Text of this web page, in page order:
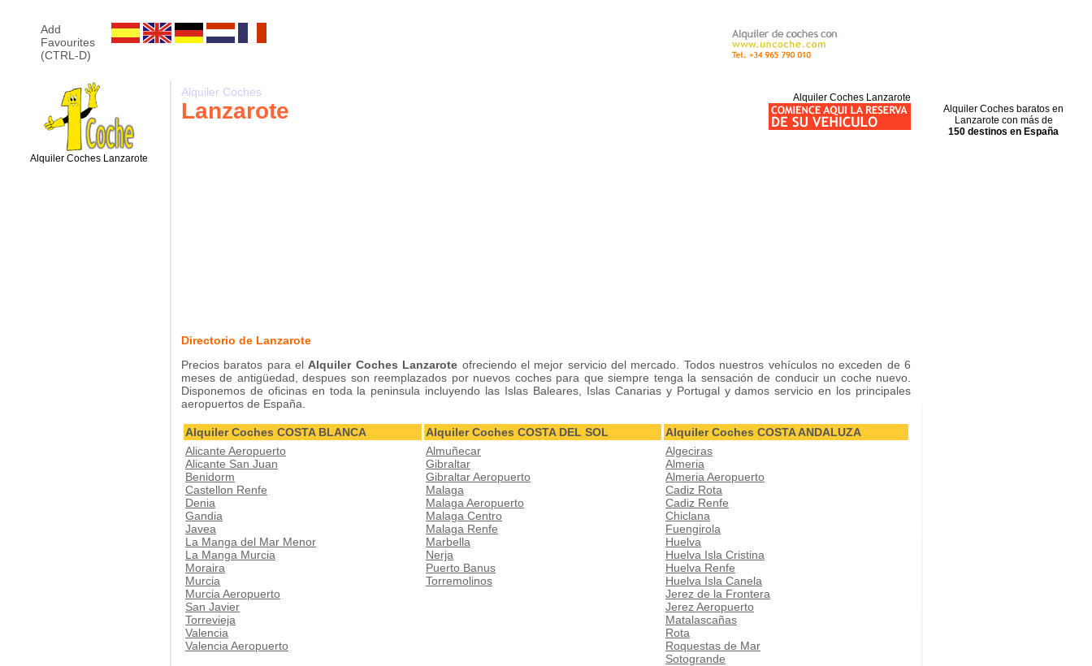
Add
Favourites
(CTRL-D)
Alquiler Coches Lanzarote
Alquiler Coches
Lanzarote
Alquiler Coches Lanzarote
Directorio de Lanzarote
Precios baratos para el Alquiler Coches Lanzarote ofreciendo el mejor servicio del mercado. Todos nuestros vehículos no exceden de 6
meses de antigüedad, despues son reemplazados por nuevos coches para que siempre tenga la sensación de conducir un coche nuevo.
Disponemos de oficinas en toda la peninsula incluyendo las Islas Baleares, Islas Canarias y Portugal y damos servicio en los principales
aeropuertos de España.
Alquiler Coches COSTA BLANCA Alquiler Coches COSTA DEL SOL
Alquiler Coches COSTA ANDALUZA
Alicante Aeropuerto
Alicante San Juan
Benidorm
Castellon Renfe
Denia
Gandia
Javea
La Manga del Mar Menor
La Manga Murcia
Moraira
Murcia
Murcia Aeropuerto
San Javier
Torrevieja
Valencia
Valencia Aeropuerto
Almuñecar
Gibraltar
Gibraltar Aeropuerto
Malaga
Malaga Aeropuerto
Malaga Centro
Malaga Renfe
Marbella
Nerja
Puerto Banus
Torremolinos
Algeciras
Almeria
Almeria Aeropuerto
Cadiz Rota
Cadiz Renfe
Chiclana
Fuengirola
Huelva
Huelva Isla Cristina
Huelva Renfe
Huelva Isla Canela
Jerez de la Frontera
Jerez Aeropuerto
Matalascañas
Rota
Roquestas de Mar
Sotogrande
Alquiler Coches baratos en
Lanzarote con más de
150 destinos en España